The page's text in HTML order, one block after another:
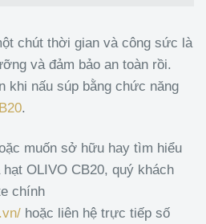
chút thời gian và công sức là
và đảm bảo an toàn rồi.
khi nấu súp bằng chức năng
.
muốn sở hữu hay tìm hiểu
OLIVO CB20, quý khách
chính
hoặc liên hệ trực tiếp số